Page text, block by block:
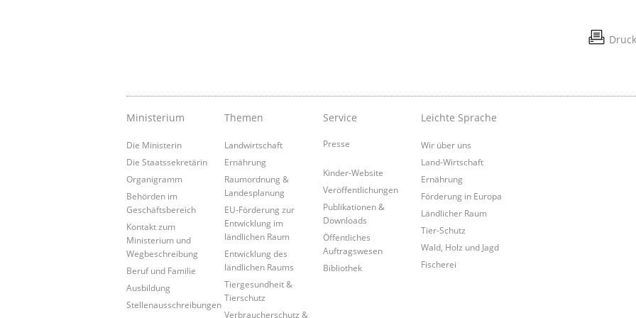
Ministerium
Die Ministerin
Die Staatssekretärin
Organigramm
Behörden im
Geschäftsbereich
Kontakt zum
Ministerium und
Wegbeschreibung
Beruf und Familie
Ausbildung
Stellenausschreibungen
Themen
Landwirtschaft
Ernährung
Raumordnung &
Landesplanung
EU-Förderung zur
Entwicklung im
ländlichen Raum
Entwicklung des
ländlichen Raums
Tiergesundheit &
Tierschutz
Verbraucherschutz &
Service
Presse
Kinder-Website
Veröffentlichungen
Publikationen &
Downloads
Öffentliches
Auftragswesen
Bibliothek
Leichte Sprache
Wir über uns
Land-Wirtschaft
Ernährung
Förderung in Europa
Ländlicher Raum
Tier-Schutz
Wald, Holz und Jagd
Fischerei